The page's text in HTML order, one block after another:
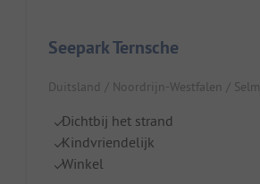
Seepark Ternsche
Duitsland / Noordrijn-Westfalen / Selm
Dichtbij het strand
Kindvriendelijk
Winkel